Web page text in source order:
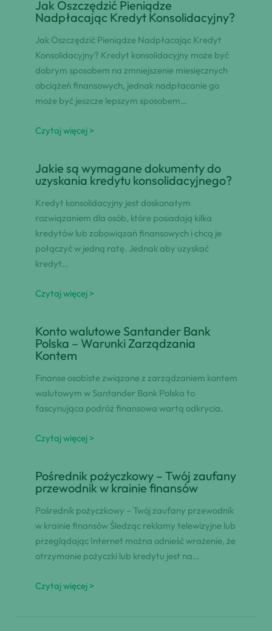
Jak Oszczędzić Pieniądze
Nadpłacając Kredyt Konsolidacyjny?
Jak Oszczędzić Pieniądze Nadpłacając Kredyt
Konsolidacyjny? Kredyt konsolidacyjny może być
dobrym sposobem na zmniejszenie miesięcznych
obciążeń finansowych, jednak nadpłacanie go
może być jeszcze lepszym sposobem…
Czytaj więcej >
Jakie są wymagane dokumenty do
uzyskania kredytu konsolidacyjnego?
Kredyt konsolidacyjny jest doskonałym
rozwiązaniem dla osób, które posiadają kilka
kredytów lub zobowiązań finansowych i chcą je
połączyć w jedną ratę. Jednak aby uzyskać
kredyt…
Czytaj więcej >
Konto walutowe Santander Bank
Polska – Warunki Zarządzania
Kontem
Finanse osobiste związane z zarządzaniem kontem
walutowym w Santander Bank Polska to
fascynująca podróż finansowa wartą odkrycia.
Czytaj więcej >
Pośrednik pożyczkowy – Twój zaufany
przewodnik w krainie finansów
Pośrednik pożyczkowy – Twój zaufany przewodnik
w krainie finansów Śledząc reklamy telewizyjne lub
przeglądając Internet można odnieść wrażenie, że
otrzymanie pożyczki lub kredytu jest na…
Czytaj więcej >